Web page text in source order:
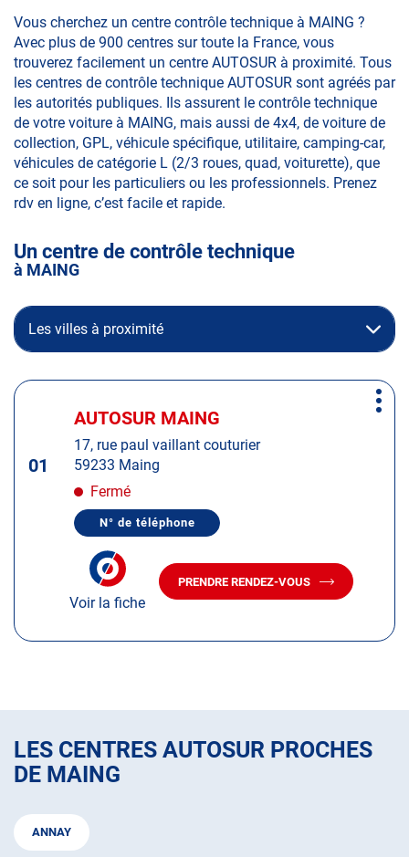
Vous cherchez un centre contrôle technique à MAING ?
Avec plus de 900 centres sur toute la France, vous
trouverez facilement un centre AUTOSUR à proximité. Tous
les centres de contrôle technique AUTOSUR sont agréés par
les autorités publiques. Ils assurent le contrôle technique
de votre voiture à MAING, mais aussi de 4x4, de voiture de
collection, GPL, véhicule spécifique, utilitaire, camping-car,
véhicules de catégorie L (2/3 roues, quad, voiturette), que
ce soit pour les particuliers ou les professionnels. Prenez
rdv en ligne, c’est facile et rapide.
Un centre de contrôle technique
à MAING
Les villes à proximité
Appuyer
ENTRÉE
01
Centre
:
AUTOSUR MAING
17, rue paul vaillant couturier
59233 Maing
Fermé
N° de téléphone
AFFICHER
TÉLÉPHONE
MAING
Voir la fiche
PRENDRE RENDEZ-VOUS
AVEC
Plus
LES CENTRES AUTOSUR PROCHES
DE MAING
ANNAY